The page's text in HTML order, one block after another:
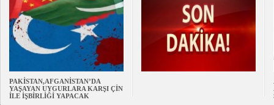
PAKİSTAN,AFGANİSTAN’DA
YAŞAYAN UYGURLARA KARŞI ÇİN
İLE İŞBİRLİĞİ YAPACAK